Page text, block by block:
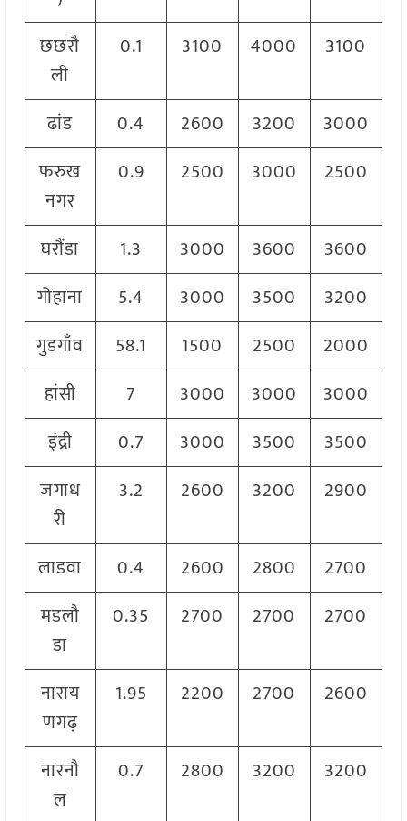
छछरौ
ली
0.1 3100 4000 3100
ढांड 0.4 2600 3200
3000
फरुख
नगर
0.9 2500 3000 2500
घरौंडा 1.3 3000 3600
3600
गोहाना
5.4 3000 3500
3200
गुडगाँव
58.1 1500 2500
2000
हांसी
7 3000 3000
3000
इंद्री
0.7 3000 3500
3500
जगाध
री
3.2 2600 3200 2900
लाडवा 0.4 2600 2800
2700
मडलौ
डा
0.35 2700 2700 2700
नाराय
णगढ़
1.95 2200 2700 2600
नारनौ
ल
0.7 2800 3200 3200